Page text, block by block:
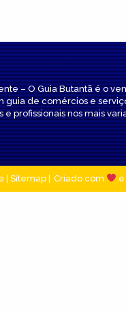
– O Guia Butantã é o
guia de comércios e
e profissionais nos mais
| Sitemap Criado com e